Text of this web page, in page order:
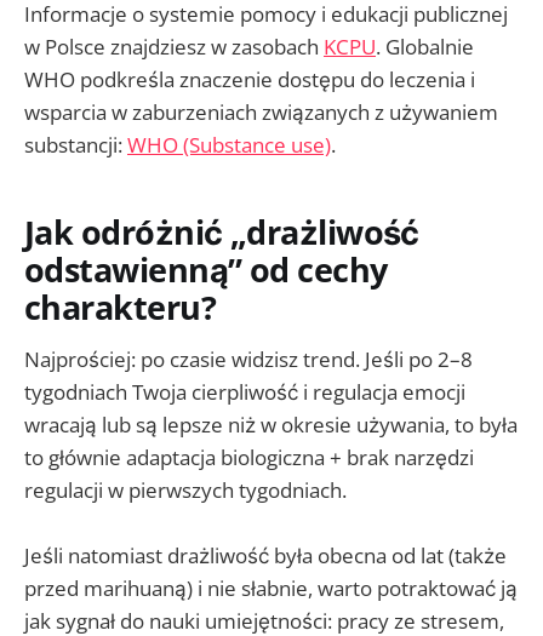
Informacje o systemie pomocy i edukacji publicznej
w Polsce znajdziesz w zasobach KCPU. Globalnie
WHO podkreśla znaczenie dostępu do leczenia i
wsparcia w zaburzeniach związanych z używaniem
substancji:WHO (Substance use).
Jak odróżnić „drażliwość
odstawienną” od cechy
charakteru?
Najprościej: po czasie widzisz trend. Jeśli po 2–8
tygodniach Twoja cierpliwość i regulacja emocji
wracają lub są lepsze niż w okresie używania, to była
to głównie adaptacja biologiczna + brak narzędzi
regulacji w pierwszych tygodniach.
Jeśli natomiast drażliwość była obecna od lat (także
przed marihuaną) i nie słabnie, warto potraktować ją
jak sygnał do nauki umiejętności: pracy ze stresem,